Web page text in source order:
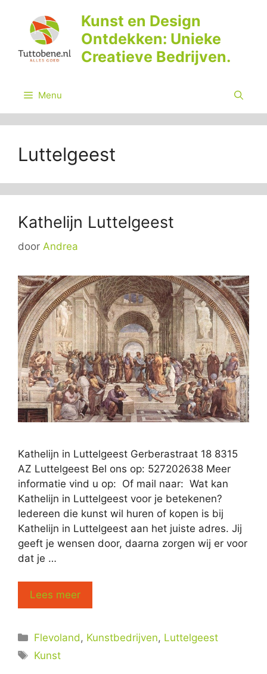
inhoud
Kunst en Design
Ontdekken: Unieke
Creatieve Bedrijven.
Menu
Luttelgeest
Kathelijn Luttelgeest
door Andrea
Kathelijn in Luttelgeest Gerberastraat 18 8315
AZ Luttelgeest Bel ons op: 527202638 Meer
informatie vind u op: Of mail naar: Wat kan
Kathelijn in Luttelgeest voor je betekenen?
Iedereen die kunst wil huren of kopen is bij
Kathelijn in Luttelgeest aan het juiste adres. Jij
geeft je wensen door, daarna zorgen wij er voor
dat je …
Lees meer
Categorieën
Flevoland , Kunstbedrijven, Luttelgeest
Tags
Kunst